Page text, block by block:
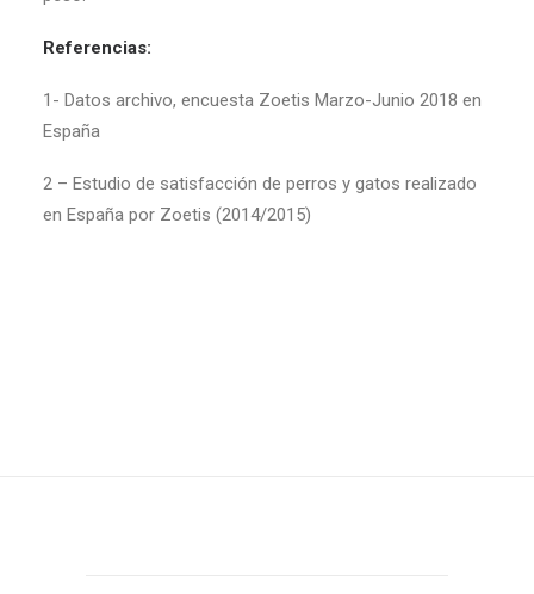
Referencias:
1- Datos archivo, encuesta Zoetis Marzo-Junio 2018 en
España
2 – Estudio de satisfacción de perros y gatos realizado
en España por Zoetis (2014/2015)